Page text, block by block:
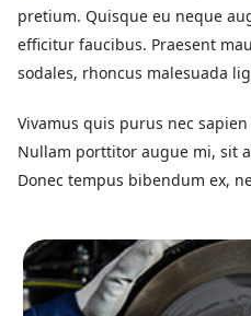
pretium. Quisque eu neque
efficitur faucibus. Praesent
sodales, rhoncus malesuada
Vivamus quis purus nec
Nullam porttitor augue mi, sit
Donec tempus bibendum ex,